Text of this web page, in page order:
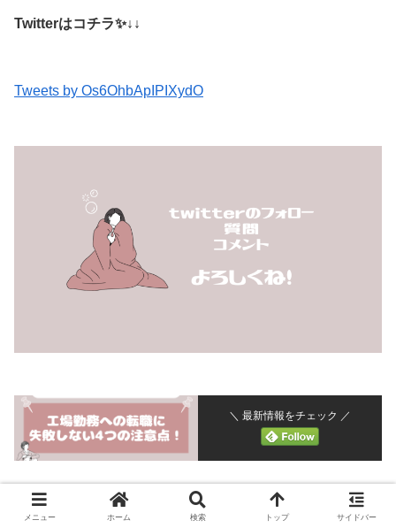
Twitterはコチラ✨↓↓
Tweets by Os6OhbApIPIXydO
＼ 最新情報をチェック ／
Facebook Bluesky
メニュー ホーム 検索 トップ サイドバー